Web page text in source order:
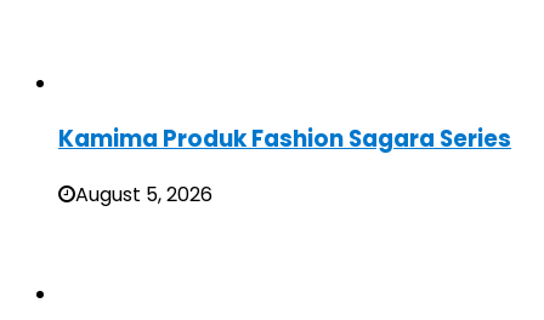
Kamima Produk Fashion Sagara Series
August 5, 2026